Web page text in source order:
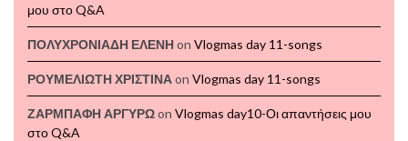
μου στο Q&A
ΠΟΛΥΧΡΟΝΙΑΔΗ ΕΛΕΝΗon Vlogmas day 11-songs
ΡΟΥΜΕΛΙΩΤΗ ΧΡΙΣΤΙΝΑon Vlogmas day 11-songs
ΖΑΡΜΠΑΦΗ ΑΡΓΥΡΩon Vlogmas day10-Οι απαντήσεις μου
στο Q&A